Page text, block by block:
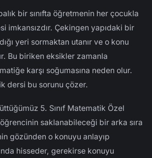
bir sınıfta öğretmenin her çocukla
imkansızdır. Çekingen yapıdaki bir
yeri sormaktan utanır ve o konu
Bu biriken eksikler zamanla
karşı soğumasına neden olur.
dersi bu sorunu çözer.
5. Sınıf Matematik Özel
saklanabileceği bir arka sıra
gözünden o konuyu anlayıp
hisseder, gerekirse konuyu